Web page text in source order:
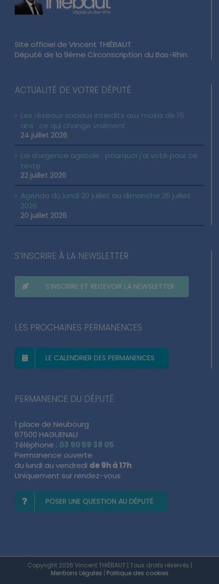
Site officiel de Vincent THIÉBAUT
Député de la 9ème Circonscription du Bas-Rhin.
ACTUALITÉ DE VOTRE DÉPUTÉ
Les réseaux sociaux interdits aux moins de 15
ans : ce qui change vraiment
24 juillet 2026
Loi d’urgence agricole : pourquoi j’ai voté pour ce
texte
22 juillet 2026
Agenda du lundi 20 juillet au dimanche 26 juillet
2026
20 juillet 2026
S’INSCRIRE À LA NEWSLETTER
S’INSCRIRE ET RECEVOIR LA NEWSLETTER
LES PROCHAINES PERMANENCES
LE CALENDRIER DES PERMANENCES
PERMANENCE DU DÉPUTÉ
1 place de Neubourg
67500 HAGUENAU
Téléphone : 03 90 59 38 05
Permanence ouverte
du lundi au vendredi de 9h à 17h
Uniquement sur rendez-vous
POSER UNE QUESTION AU DÉPUTÉ
Copyright 2026 Vincent THIÉBAUT | Tous droits réservés |
Mentions Légales | Politique des cookies